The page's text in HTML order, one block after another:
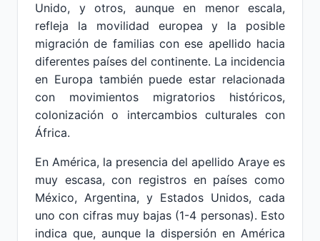
Unido, y otros, aunque en menor escala,
refleja la movilidad europea y la posible
migración de familias con ese apellido hacia
diferentes países del continente. La incidencia
en Europa también puede estar relacionada
con movimientos migratorios históricos,
colonización o intercambios culturales con
África.
En América, la presencia del apellido Araye es
muy escasa, con registros en países como
México, Argentina, y Estados Unidos, cada
uno con cifras muy bajas (1-4 personas). Esto
indica que, aunque la dispersión en América